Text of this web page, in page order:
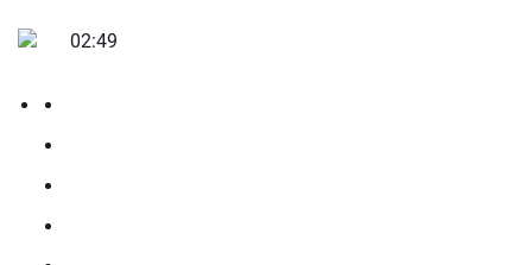
02:49